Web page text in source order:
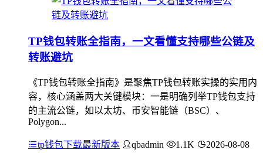
TP钱包转账全指南，一文看懂支持哪些公链及
转账避坑
《TP钱包转账全指南》是聚焦TP钱包转账实操的实用内
容，核心涵盖两大关键模块：一是明确列举TP钱包支持
的主流公链，如以太坊、币安智能链（BSC）、
Polygon...
tp钱包下载最新版本 qbadmin 1.1K 2026-08-08